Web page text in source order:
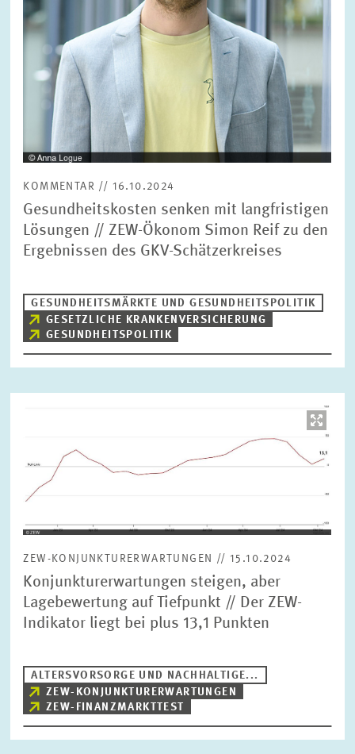
KOMMENTAR // 16.10.2024
Gesundheitskosten senken mit langfristigen
Lösungen // ZEW-Ökonom Simon Reif zu den
Ergebnissen des GKV-Schätzerkreises
GESUNDHEITSMÄRKTE UND GESUNDHEITSPOLITIK
GESETZLICHE KRANKENVERSICHERUNG
GESUNDHEITSPOLITIK
vergrößerter
Ansicht
ZEW-KONJUNKTURERWARTUNGEN // 15.10.2024
Konjunkturerwartungen steigen, aber
Lagebewertung auf Tiefpunkt // Der ZEW-
Indikator liegt bei plus 13,1 Punkten
ALTERSVORSORGE UND NACHHALTIGE...
ZEW-KONJUNKTURERWARTUNGEN
ZEW-FINANZMARKTTEST